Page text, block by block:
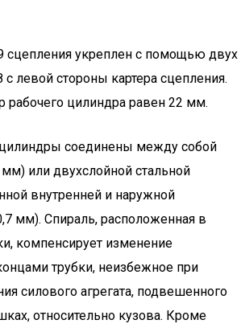
сцепления укреплен с помощью двух
левой стороны картера сцепления.
рабочего цилиндра равен 22 мм.
соединены между собой
или двухслойной стальной
внутренней и наружной
мм). Спираль, расположенная в
компенсирует изменение
трубки, неизбежное при
силового агрегата, подвешенного
относительно кузова. Кроме